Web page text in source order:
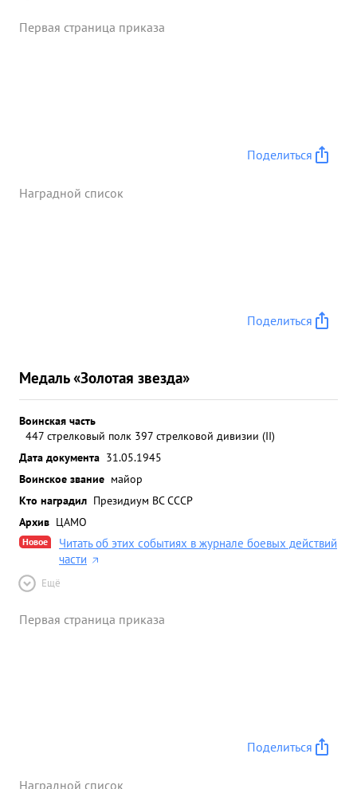
Первая страница приказа
Поделиться
Наградной список
Поделиться
Медаль «Золотая звезда»
Воинская часть
447 стрелковый полк 397 стрелковой дивизии (II)
Дата документа 31.05.1945
Воинское звание майор
Кто наградил Президиум ВС СССР
Архив ЦАМО
Новое
Читать об этих событиях в журнале боевых действий
части
Ещё
Первая страница приказа
Поделиться
Наградной список